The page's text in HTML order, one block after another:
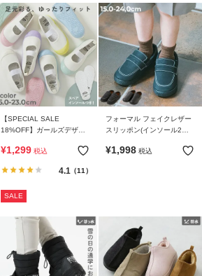
【SPECIAL SALE
18%OFF】ガールズデザイ
(上靴) インソール2枚付き
¥1,299 税込
4.1 （11）
SALE
フォーマル フェイクレザー
スリッポン(インソール2枚
¥1,998 税込